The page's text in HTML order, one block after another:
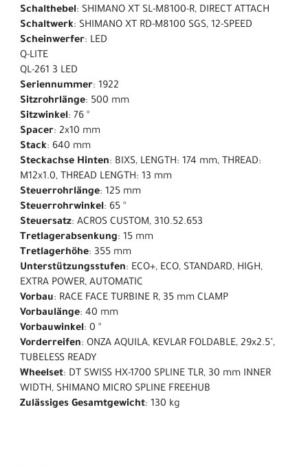
Schalthebel: SHIMANO XT SL-M8100-R, DIRECT ATTACH
Schaltwerk: SHIMANO XT RD-M8100 SGS, 12-SPEED
Scheinwerfer: LED
Q-LITE
QL-261 3 LED
Seriennummer: 1922
Sitzrohrlänge: 500 mm
Sitzwinkel: 76 °
Spacer: 2x10 mm
Stack: 640 mm
Steckachse Hinten: BIXS, LENGTH: 174 mm, THREAD:
M12x1.0, THREAD LENGTH: 13 mm
Steuerrohrlänge: 125 mm
Steuerrohrwinkel: 65 °
Steuersatz: ACROS CUSTOM, 310.52.653
Tretlagerabsenkung: 15 mm
Tretlagerhöhe: 355 mm
Unterstützungsstufen: ECO+, ECO, STANDARD, HIGH,
EXTRA POWER, AUTOMATIC
Vorbau: RACE FACE TURBINE R, 35 mm CLAMP
Vorbaulänge: 40 mm
Vorbauwinkel: 0 °
Vorderreifen: ONZA AQUILA, KEVLAR FOLDABLE, 29x2.5",
TUBELESS READY
Wheelset: DT SWISS HX-1700 SPLINE TLR, 30 mm INNER
WIDTH, SHIMANO MICRO SPLINE FREEHUB
Zulässiges Gesamtgewicht: 130 kg